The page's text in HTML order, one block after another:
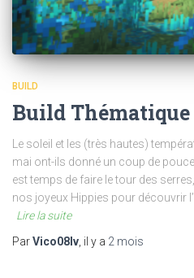
BUILD
Build
Le soleil et les (très hautes)
mai ont-ils donné un coup de pouce
est temps de faire le tour des
nos joyeux Hippies pour découvrir
Lire la suite
ParVico08lv, il y a 2 mois